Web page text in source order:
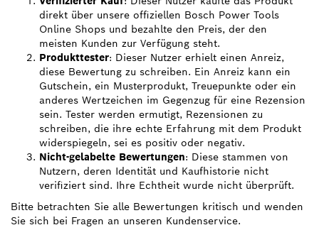
direkt über unsere offiziellen Bosch Power Tools
Online Shops und bezahlte den Preis, der den
meisten Kunden zur Verfügung steht.
Produkttester: Dieser Nutzer erhielt einen Anreiz,
diese Bewertung zu schreiben. Ein Anreiz kann ein
Gutschein, ein Musterprodukt, Treuepunkte oder ein
anderes Wertzeichen im Gegenzug für eine Rezension
sein. Tester werden ermutigt, Rezensionen zu
schreiben, die ihre echte Erfahrung mit dem Produkt
widerspiegeln, sei es positiv oder negativ.
Nicht-gelabelte Bewertungen: Diese stammen von
Nutzern, deren Identität und Kaufhistorie nicht
verifiziert sind. Ihre Echtheit wurde nicht überprüft.
Bitte betrachten Sie alle Bewertungen kritisch und wenden
Sie sich bei Fragen an unseren Kundenservice.